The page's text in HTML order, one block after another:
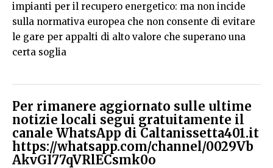
impianti per il recupero energetico: ma non incide
sulla normativa europea che non consente di evitare
le gare per appalti di alto valore che superano una
certa soglia
Per rimanere aggiornato sulle ultime
notizie locali segui gratuitamente il
canale WhatsApp di Caltanissetta401.it
https://whatsapp.com/channel/0029Vb
AkvGI77qVRlECsmk0o